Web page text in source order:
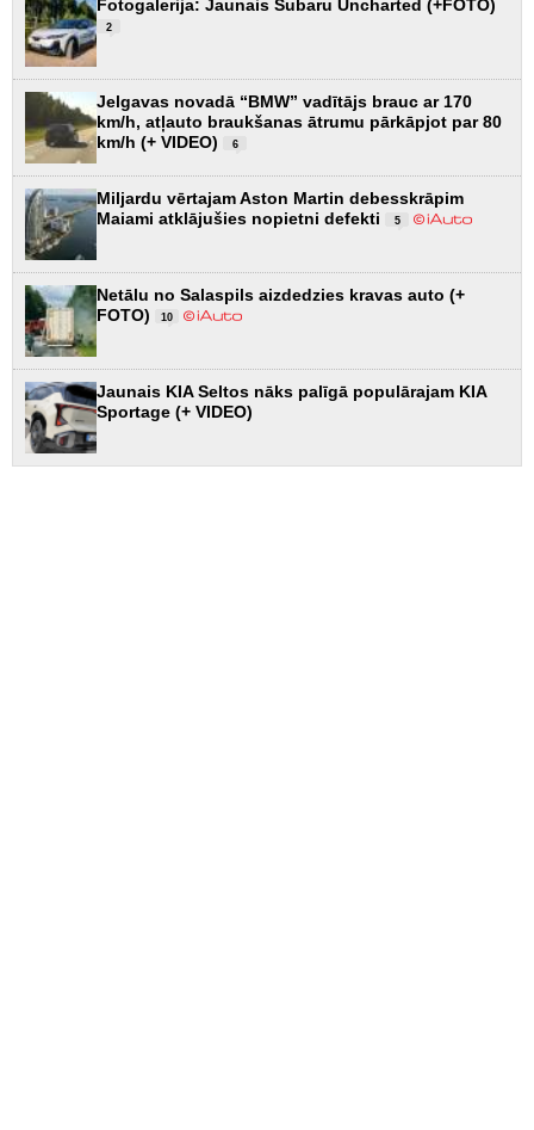
Fotogalerija: Jaunais Subaru Uncharted (+FOTO)
2
Jelgavas novadā “BMW” vadītājs brauc ar 170
km/h, atļauto braukšanas ātrumu pārkāpjot par 80
km/h (+ VIDEO)
6
Miljardu vērtajam Aston Martin debesskrāpim
Maiami atklājušies nopietni defekti
5
Netālu no Salaspils aizdedzies kravas auto (+
FOTO)
10
Jaunais KIA Seltos nāks palīgā populārajam KIA
Sportage (+ VIDEO)